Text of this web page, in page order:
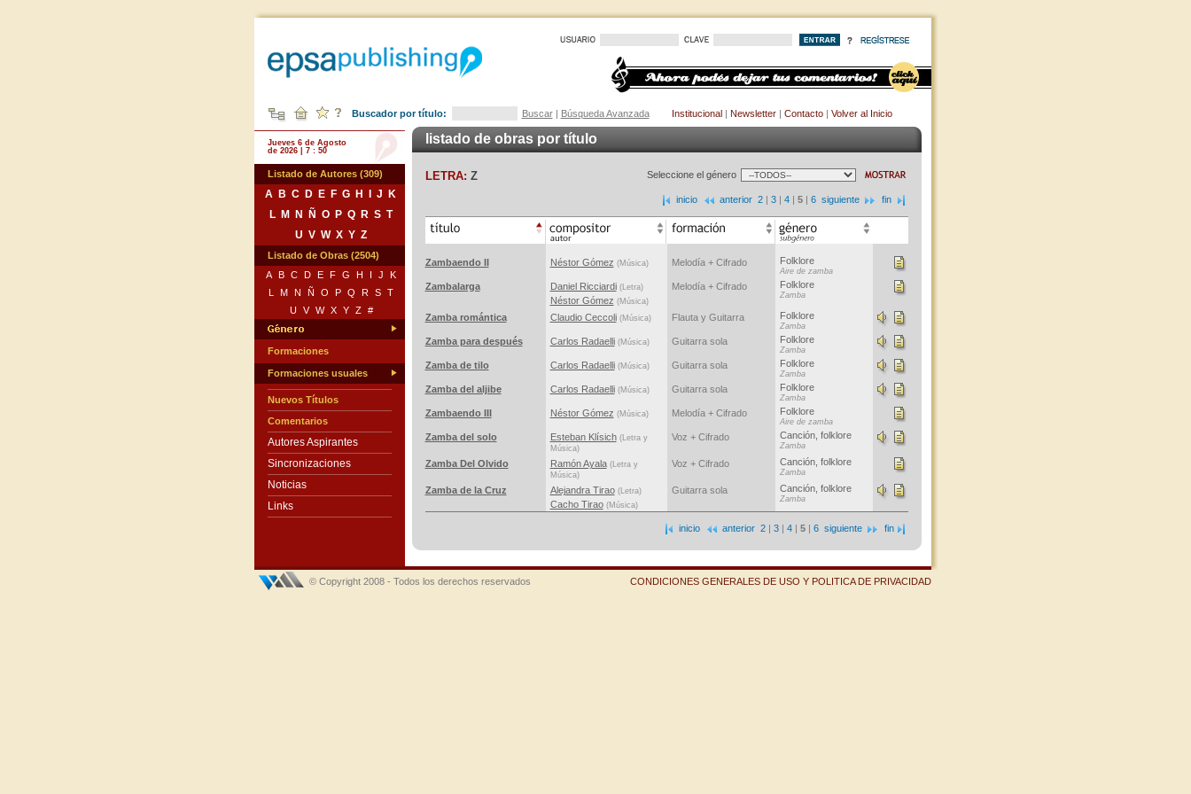
Buscador por título: Buscar| Búsqueda Avanzada Institucional| Newsletter| Contacto| Volver al Inicio
Jueves 6 de Agosto
de 2026 | 7 : 50
Listado de Autores (309)
A B C D E F G H J
K
L
M N Ñ O P Q R S T
U V W X Y Z
Listado de Obras (2504)
A
B C D E F G H I J
K
L
M N Ñ O P Q R S T
U
V W X Y Z #
Formaciones
Formaciones usuales
Nuevos Títulos
Comentarios
Autores Aspirantes
Sincronizaciones
Noticias
Links
listado de obras por título
LETRA: Z Seleccione el género
inicio anterior 2| 3| 4| 5| 6 siguiente fin
Zambaendo II Néstor Gómez (Música) Melodía + Cifrado Folklore
Aire de zamba
Zambalarga Daniel Ricciardi(Letra)
Néstor Gómez (Música)
Melodía + Cifrado Folklore
Zamba
Zamba romántica Claudio Ceccoli(Música) Flauta y Guitarra Folklore
Zamba
Zamba para después Carlos Radaelli(Música) Guitarra sola Folklore
Zamba
Zamba de tilo Carlos Radaelli(Música) Guitarra sola Folklore
Zamba
Zamba del aljibe Carlos Radaelli(Música) Guitarra sola Folklore
Zamba
Zambaendo III Néstor Gómez (Música) Melodía + Cifrado Folklore
Aire de zamba
Zamba del solo Esteban Klísich(Letra y
Música)
Voz + Cifrado Canción, folklore
Zamba
Zamba Del Olvido Ramón Ayala(Letra y
Música)
Voz + Cifrado Canción, folklore
Zamba
Zamba de la Cruz Alejandra Tirao(Letra)
Cacho Tirao(Música)
Guitarra sola Canción, folklore
Zamba
inicio anterior 2| 3| 4| 5| 6 siguiente fin
© Copyright 2008 - Todos los derechos reservados CONDICIONES GENERALES DE USO Y POLITICA DE PRIVACIDAD